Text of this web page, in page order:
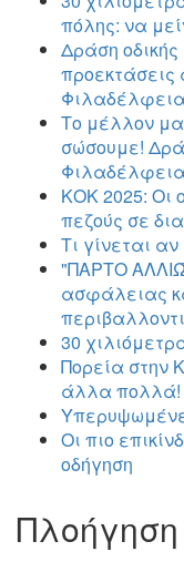
πόλης: να
Δράση
Το μέλλον
σώσουμε!
ΚΟΚ 2025: Οι
πεζούς σε
Τι γίνεται
"ΠΑΡΤΟ
ασφάλειας
30
Πορεία στην
άλλα πολλά!
Οι πιο
οδήγηση
Πλοήγηση